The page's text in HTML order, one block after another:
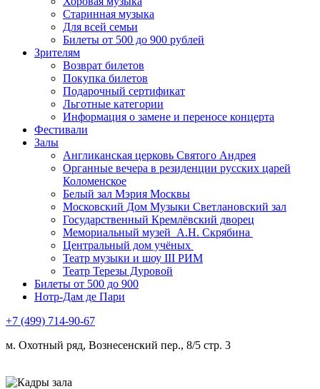
Старинная музыка
Для всей семьи
Билеты от 500 до 900 рублей
Зрителям
Возврат билетов
Покупка билетов
Подарочный сертификат
Льготные категории
Информация о замене и переносе концерта
Фестивали
Залы
Англиканская церковь Святого Андрея
Органные вечера в резиденции русских царей
Коломенское
Белый зал Мэрия Москвы
Московский Дом Музыки Светлановский зал
Государственный Кремлёвский дворец
Мемориальный музей А.Н. Скрябина
Центральный дом учёных
Театр музыки и шоу III РИМ
Театр Терезы Дуровой
Билеты от 500 до 900
Нотр-Дам де Пари
+7 (499) 714-90-67
м. Охотный ряд, Вознесенский пер., 8/5 стр. 3